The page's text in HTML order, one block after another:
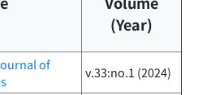
(Year)
of
v.33:no.1 (2024)